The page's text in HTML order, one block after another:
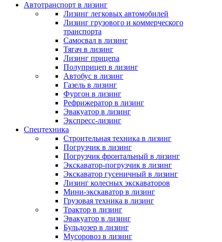
Автотранспорт в лизинг
Лизинг легковых автомобилей
Лизинг грузового и коммерческого
транспорта
Самосвал в лизинг
Тягач в лизинг
Лизинг прицепа
Полуприцеп в лизинг
Автобус в лизинг
Газель в лизинг
Фургон в лизинг
Рефрижератор в лизинг
Эвакуатор в лизинг
Экспресс-лизинг
Спецтехника
Строительная техника в лизинг
Погрузчик в лизинг
Погрузчик фронтальный в лизинг
Экскаватор-погрузчик в лизинг
Экскаватор гусеничный в лизинг
Лизинг колесных экскаваторов
Мини-экскаватор в лизинг
Грузовая техника в лизинг
Трактор в лизинг
Эвакуатор в лизинг
Бульдозер в лизинг
Мусоровоз в лизинг